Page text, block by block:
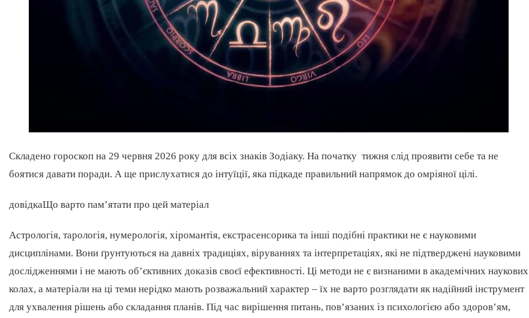
Складено гороскоп на 29 червня 2026 року для всіх знаків Зодіаку. На початку тижня слід проявити себе та не
боятися давати поради. А ще прислухатися до інтуїції, яка підкаде правильний напрямок до омріяної цілі.
довідкаЩо варто пам’ятати про цей матеріал
Астрологія, тарологія, нумерологія, хіромантія, екстрасенсорика та інші подібні практики не є науковими
дисциплінами. Вони ґрунтуються на давніх традиціях, віруваннях та інтерпретаціях, які не підтверджені науковими
дослідженнями і не мають об’єктивних доказів своєї ефективності. Ці методи не є визнаними в академічних наукових
колах, а матеріали на ці теми нерідко мають розважальний характер – їх не варто розглядати як надійний інструмент
для ухвалення рішень або складання планів. Під час вирішення питань, пов’язаних із психологією або здоров’ям,